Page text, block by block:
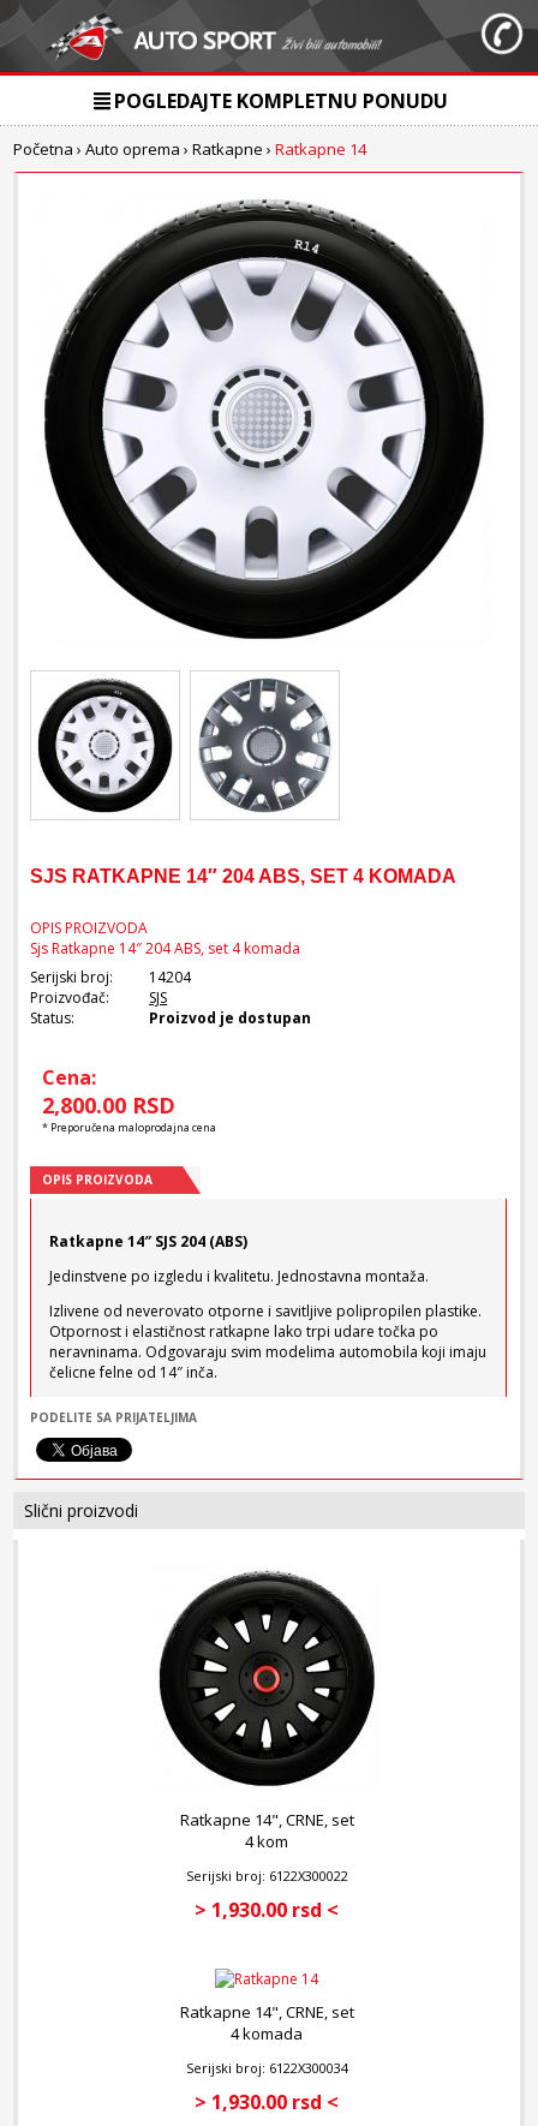
POGLEDAJTE KOMPLETNU PONUDU
Početna ›Auto oprema ›Ratkapne ›Ratkapne 14
SJS RATKAPNE 14″ 204 ABS, SET 4 KOMADA
OPIS PROIZVODA
Sjs Ratkapne 14″ 204 ABS, set 4 komada
Serijski broj:
14204
Proizvođač:
SJS
Status:
Proizvod je dostupan
Cena:
2,800.00 RSD
* Preporučena maloprodajna cena
OPIS PROIZVODA
Ratkapne 14″ SJS 204 (ABS)
Jedinstvene po izgledu i kvalitetu. Jednostavna montaža.
Izlivene od neverovato otporne i savitljive polipropilen plastike.
Otpornost i elastičnost ratkapne lako trpi udare točka po
neravninama. Odgovaraju svim modelima automobila koji imaju
čelicne felne od 14″ inča.
Ukoliko ste zainteresovani za kupovinu ovog proizvoda u
radnji, molimo Vas da nas kontaktirate i najavite
kupovinu 2 dana unapred.
PODELITE SA PRIJATELJIMA
Slični proizvodi
Ratkapne 14", CRNE, set
4 kom
Serijski broj: 6122X300022
> 1,930.00 rsd <
Ratkapne 14", CRNE, set
4 komada
Serijski broj: 6122X300034
> 1,930.00 rsd <